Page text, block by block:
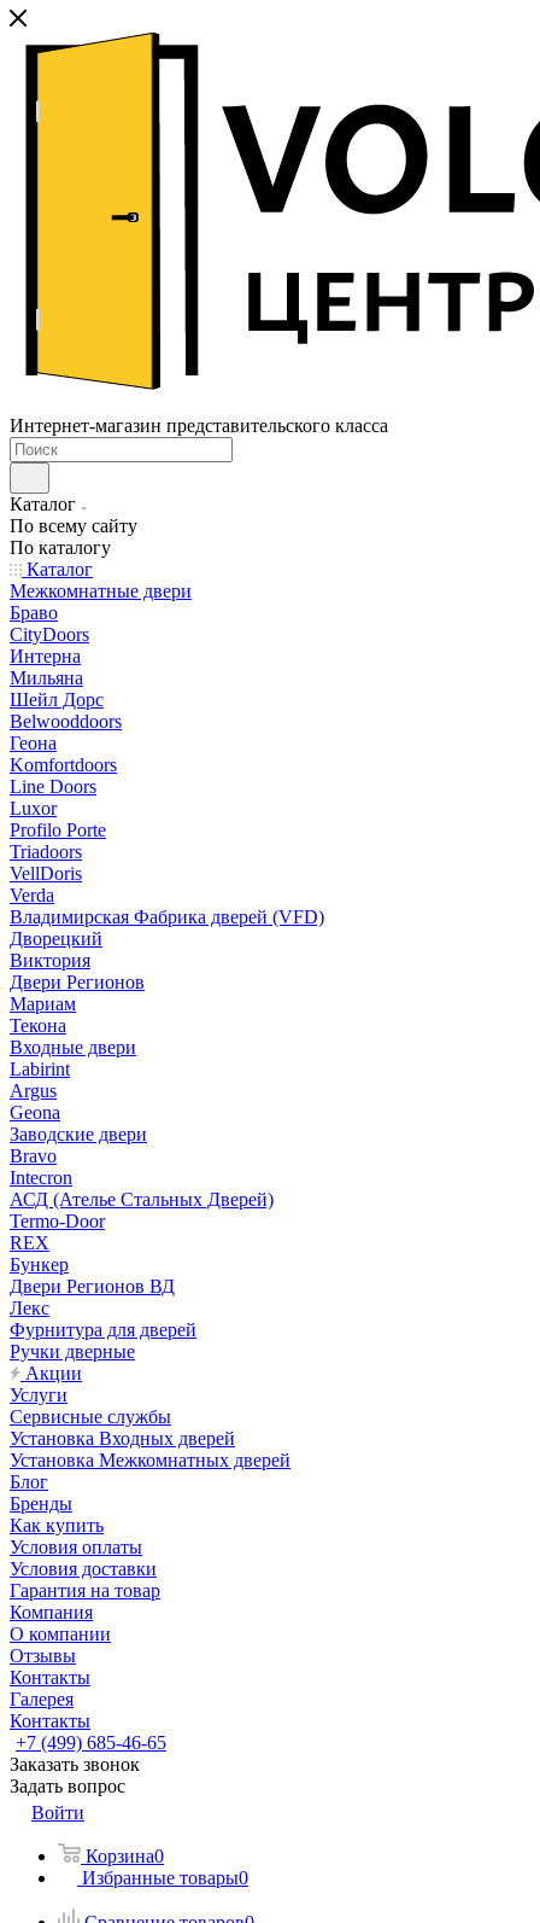
Интернет-магазин представительского класса
Каталог
По всему сайту
По каталогу
Каталог
Межкомнатные двери
Браво
CityDoors
Интерна
Мильяна
Шейл Дорс
Belwooddoors
Геона
Komfortdoors
Line Doors
Luxor
Profilo Porte
Triadoors
VellDoris
Verda
Владимирская Фабрика дверей (VFD)
Дворецкий
Виктория
Двери Регионов
Мариам
Текона
Входные двери
Labirint
Argus
Geona
Заводские двери
Bravo
Intecron
АСД (Ателье Стальных Дверей)
Termo-Door
REX
Бункер
Двери Регионов ВД
Лекс
Фурнитура для дверей
Ручки дверные
Акции
Услуги
Сервисные службы
Установка Входных дверей
Установка Межкомнатных дверей
Блог
Бренды
Как купить
Условия оплаты
Условия доставки
Гарантия на товар
Компания
О компании
Отзывы
Контакты
Галерея
Контакты
+7 (499) 685-46-65
Заказать звонок
Задать вопрос
Войти
Корзина0
Избранные товары0